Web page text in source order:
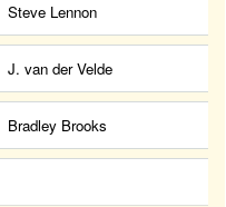
Steve Lennon
J. van der Velde
Bradley Brooks